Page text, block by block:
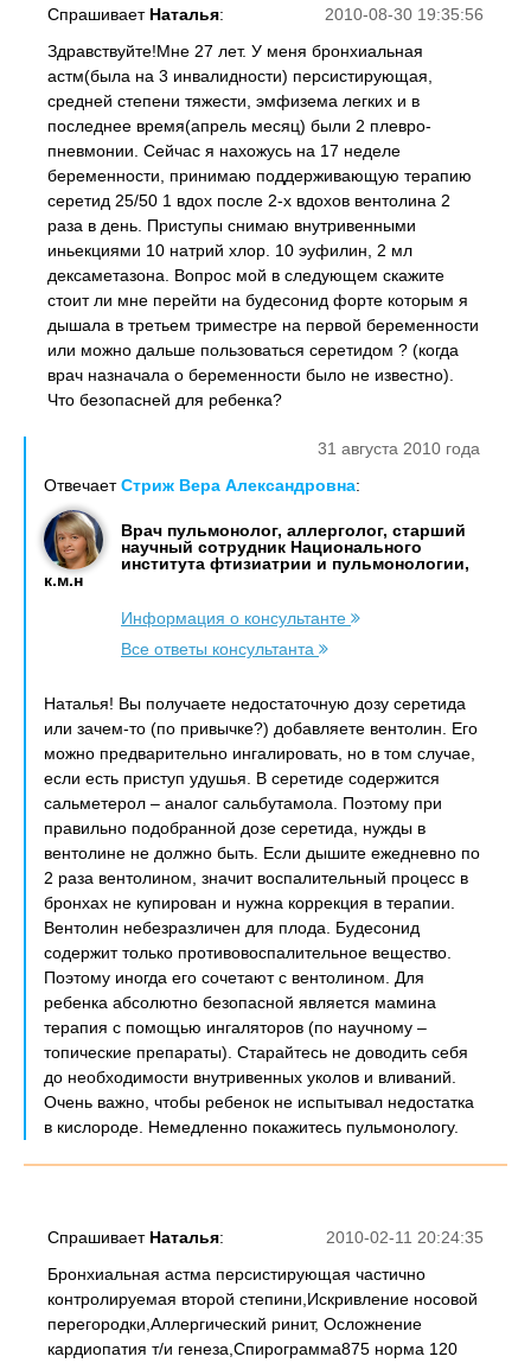
2010-08-30 19:35:56
Спрашивает Наталья:
Здравствуйте!Мне 27 лет. У меня бронхиальная
астм(была на 3 инвалидности) персистирующая,
средней степени тяжести, эмфизема легких и в
последнее время(апрель месяц) были 2 плевро-
пневмонии. Сейчас я нахожусь на 17 неделе
беременности, принимаю поддерживающую терапию
серетид 25/50 1 вдох после 2-х вдохов вентолина 2
раза в день. Приступы снимаю внутривенными
иньекциями 10 натрий хлор. 10 эуфилин, 2 мл
дексаметазона. Вопрос мой в следующем скажите
стоит ли мне перейти на будесонид форте которым я
дышала в третьем триместре на первой беременности
или можно дальше пользоваться серетидом ? (когда
врач назначала о беременности было не известно).
Что безопасней для ребенка?
31 августа 2010 года
ОтвечаетСтриж Вера Александровна:
Врач пульмонолог, аллерголог, старший
научный сотрудник Национального
института фтизиатрии и пульмонологии,
к.м.н
Информация о консультанте
Все ответы консультанта
Наталья! Вы получаете недостаточную дозу серетида
или зачем-то (по привычке?) добавляете вентолин. Его
можно предварительно ингалировать, но в том случае,
если есть приступ удушья. В серетиде содержится
сальметерол – аналог сальбутамола. Поэтому при
правильно подобранной дозе серетида, нужды в
вентолине не должно быть. Если дышите ежедневно по
2 раза вентолином, значит воспалительный процесс в
бронхах не купирован и нужна коррекция в терапии.
Вентолин небезразличен для плода. Будесонид
содержит только противовоспалительное вещество.
Поэтому иногда его сочетают с вентолином. Для
ребенка абсолютно безопасной является мамина
терапия с помощью ингаляторов (по научному –
топические препараты). Старайтесь не доводить себя
до необходимости внутривенных уколов и вливаний.
Очень важно, чтобы ребенок не испытывал недостатка
в кислороде. Немедленно покажитесь пульмонологу.
2010-02-11 20:24:35
Спрашивает Наталья:
Бронхиальная астма персистирующая частично
контролируемая второй степини,Искривление носовой
перегородки,Аллергический ринит, Осложнение
кардиопатия т/и генеза,Спирограмма875 норма 120